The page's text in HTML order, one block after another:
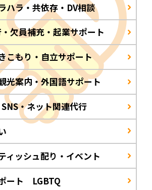
ハラ・共依存・DV相談
欠員補充・起業サポート
こもり・自立サポート
光案内・外国語サポート
・ネット関連代行
ィッシュ配り・イベント
ート LGBTQ